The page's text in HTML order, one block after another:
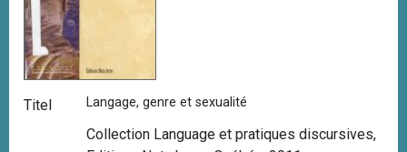
Titel Langage, genre et sexualité
Collection Language et pratiques discursives,